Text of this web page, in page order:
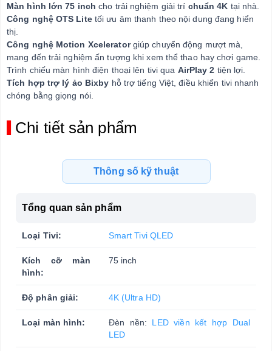
Màn hình lớn 75 inch cho trải nghiệm giải trí chuẩn 4K tại nhà.
Công nghệ OTS Litetối ưu âm thanh theo nội dung đang hiển
thị.
Công nghệ Motion Xceleratorgiúp chuyển động mượt mà,
mang đến trải nghiệm ấn tượng khi xem thể thao hay chơi game.
Trình chiếu màn hình điện thoại lên tivi qua AirPlay 2 tiện lợi.
Tích hợp trợ lý ảo Bixby hỗ trợ tiếng Việt, điều khiển tivi nhanh
chóng bằng giọng nói.
Chi tiết sản phẩm
Thông số kỹ thuật
Tổng quan sản phẩm
Loại Tivi: Smart Tivi QLED
Kích cỡ màn
hình:
75 inch
Độ phân giải: 4K (Ultra HD)
Loại màn hình: Đèn nền: LED viền kết hợp Dual
LED